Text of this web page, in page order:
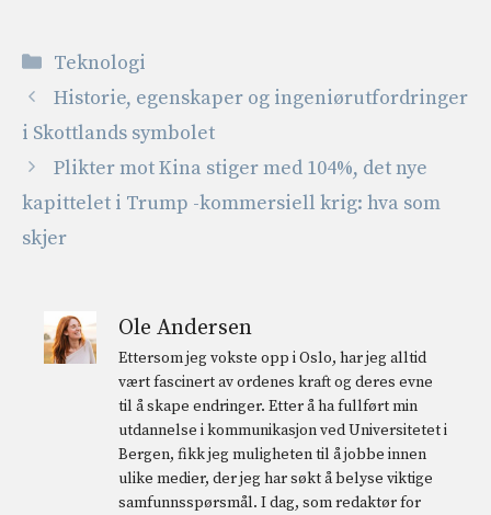
Kategorier
Teknologi
Historie, egenskaper og ingeniørutfordringer
i Skottlands symbolet
Plikter mot Kina stiger med 104%, det nye
kapittelet i Trump -kommersiell krig: hva som
skjer
Ole Andersen
Ettersom jeg vokste opp i Oslo, har jeg alltid
vært fascinert av ordenes kraft og deres evne
til å skape endringer. Etter å ha fullført min
utdannelse i kommunikasjon ved Universitetet i
Bergen, fikk jeg muligheten til å jobbe innen
ulike medier, der jeg har søkt å belyse viktige
samfunnsspørsmål. I dag, som redaktør for